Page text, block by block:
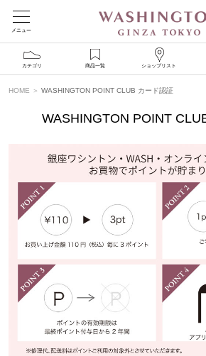
メニュー
カテゴリ 商品一覧 ショップリスト
HOME WASHINGTON POINT CLUB カード認証
WASHINGTON POINT